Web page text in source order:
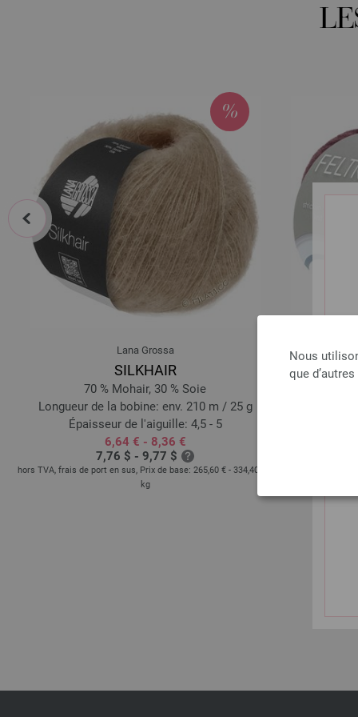
Nous
que
Lana Grossa
SILKHAIR
70 % Mohair, 30 % Soie
Longueur de la bobine: env. 210 m / 25 g
Épaisseur de l'aiguille: 4,5 - 5
6,64 € - 8,36 €
7,76 $ - 9,77 $
hors TVA, frais de port en sus, Prix de base: 265,60 € - 334,40 €
kg
prev